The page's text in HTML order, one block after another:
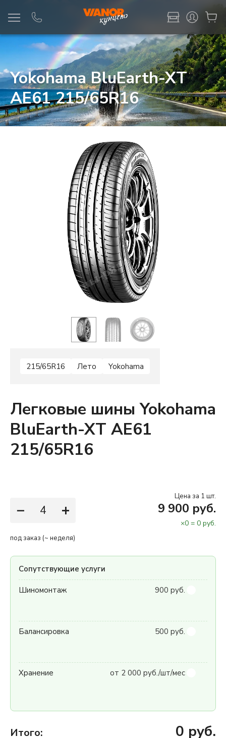
Yokohama BluEarth-XT
AE61 215/65R16
215/65R16 Лето Yokohama
Легковые шины Yokohama
BluEarth-XT AE61
215/65R16
− +
Цена за 1 шт.
9 900 руб.
×0 = 0 руб.
под заказ (~ неделя)
Сопутствующие услуги
Шиномонтаж 900 руб.
Балансировка 500 руб.
Хранение от 2 000 руб./шт/мес
Итого: 0 руб.
Информация Фото товара